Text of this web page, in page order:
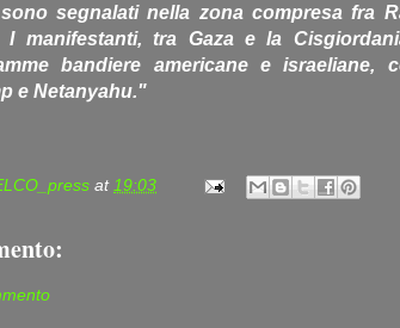
segnalati nella zona compresa fra
I manifestanti, tra Gaza e la
bandiere americane e israeliane,
e Netanyahu."
at19:03